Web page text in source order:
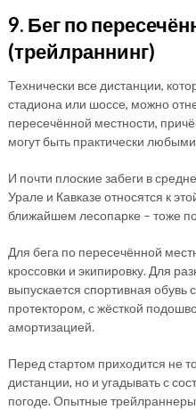
9. Бег по
(трейлраннинг)
Технически все дистанции,
стадиона или шоссе, можно
пересечённой местности,
могут быть практически
И почти плоские забеги в
Урале и Кавказе относятся к
ближайшем лесопарке – тоже
Для бега по пересечённой
кроссовки и экипировку. Для
выпускается спортивная обувь
протектором, с жёсткой
амортизацией.
Перед стартом приходится не
дистанции, но и угадывать с
погоде. Опытные трейлраннеры